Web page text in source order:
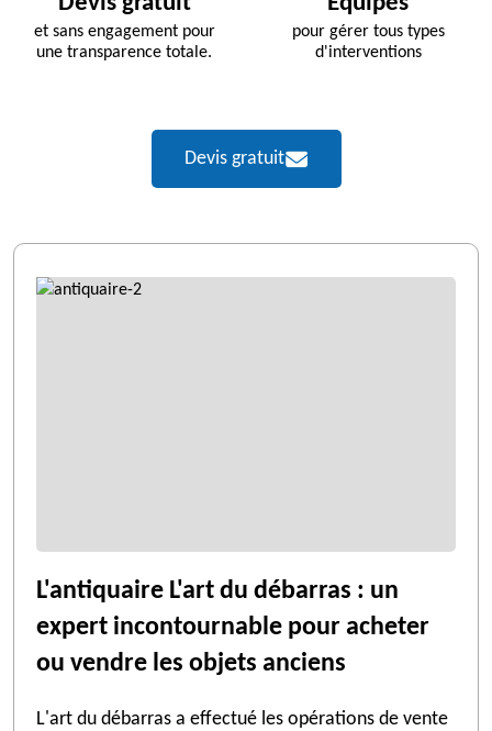
et sans engagement pour
une transparence totale.
pour gérer tous types
d'interventions
Devis gratuit
L'antiquaire L'art du débarras : un
expert incontournable pour acheter
ou vendre les objets anciens
L'art du débarras a effectué les opérations de vente